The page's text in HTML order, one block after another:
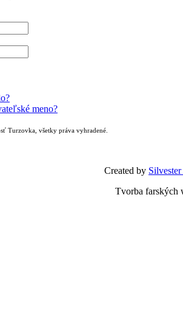
meno?
Turzovka, všetky práva vyhradené.
Created by
Tvorba farských